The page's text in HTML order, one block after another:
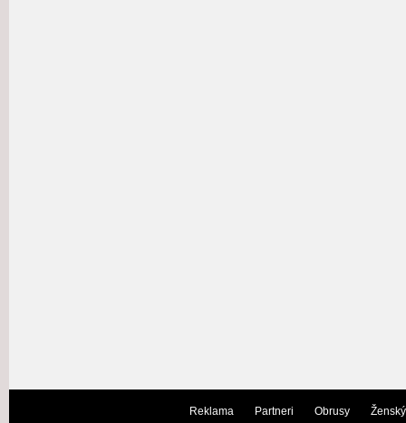
Reklama Partneri Obrusy